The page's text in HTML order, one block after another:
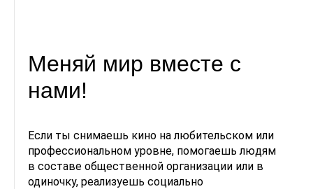
Меняй мир вместе с
нами!
Если ты снимаешь кино на любительском или
профессиональном уровне, помогаешь людям
в составе общественной организации или в
одиночку, реализуешь социально